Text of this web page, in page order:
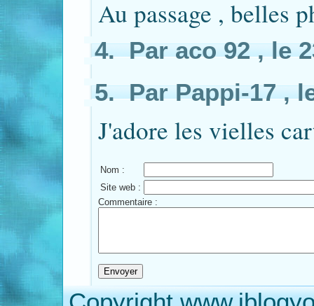
Au passage , belles
4. Par aco 92 , le
5. Par Pappi-17 ,
J'adore les vielles
Nom :
Site web :
Commentaire :